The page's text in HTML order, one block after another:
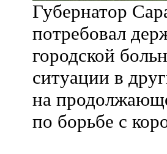
Губернатор
потребовал
городской
ситуации в
на
по борьбе с